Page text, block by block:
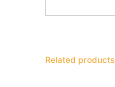
Related products